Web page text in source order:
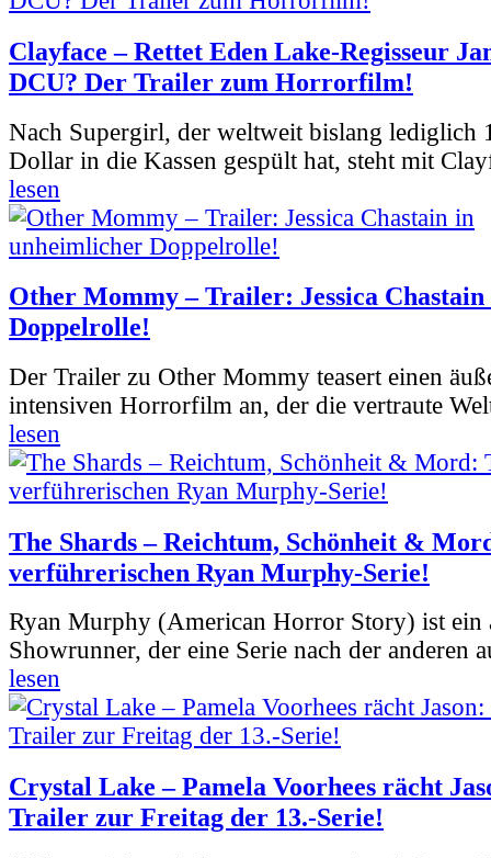
Clayface – Rettet Eden Lake-Regisseur
DCU? Der Trailer zum Horrorfilm!
Nach Supergirl, der weltweit bislang lediglich
Dollar in die Kassen gespült hat, steht mit
lesen
Other Mommy – Trailer: Jessica
Doppelrolle!
Der Trailer zu Other Mommy teasert einen
intensiven Horrorfilm an, der die vertraute
lesen
The Shards – Reichtum, Schönheit &
verführerischen Ryan Murphy-Serie!
Ryan Murphy (American Horror Story) ist ein
Showrunner, der eine Serie nach der anderen
lesen
Crystal Lake – Pamela Voorhees rächt
Trailer zur Freitag der 13.-Serie!